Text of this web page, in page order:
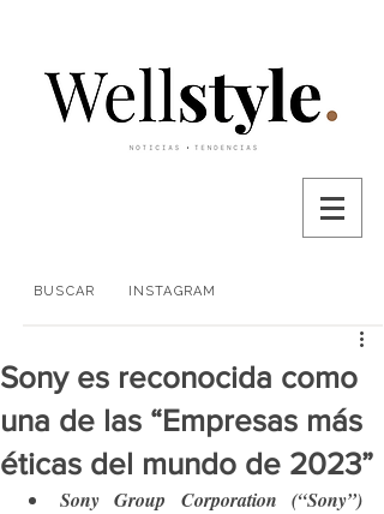
BUSCAR INSTAGRAM
Sony es reconocida como
una de las “Empresas más
éticas del mundo de 2023”
Sony Group Corporation (“Sony”)